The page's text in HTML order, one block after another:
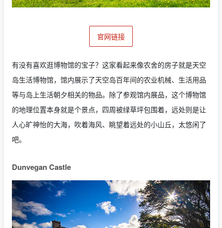
官网链接
有没有喜欢逛博物馆的宝子？这家看起来像农舍的房子就是天空
岛生活博物馆，馆内展示了天空岛百年间的农业机械、生活用品
等与岛上生活朝夕相关的物品。除了参观馆内展品，这个博物馆
的地理位置本身就是个景点，四周被绿草坪包围着，远处则是让
人心旷神怡的大海，吹着海风、眺望着远处的小山丘，太悠闲了
吧。
Dunvegan Castle